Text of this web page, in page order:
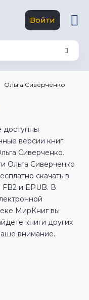
Войти
Ольга Сиверченко
доступны
версии книг
Сиверченко.
Ольга Сиверченко
скачать в
и EPUB. В
МирКниг вы
книги других
внимание.